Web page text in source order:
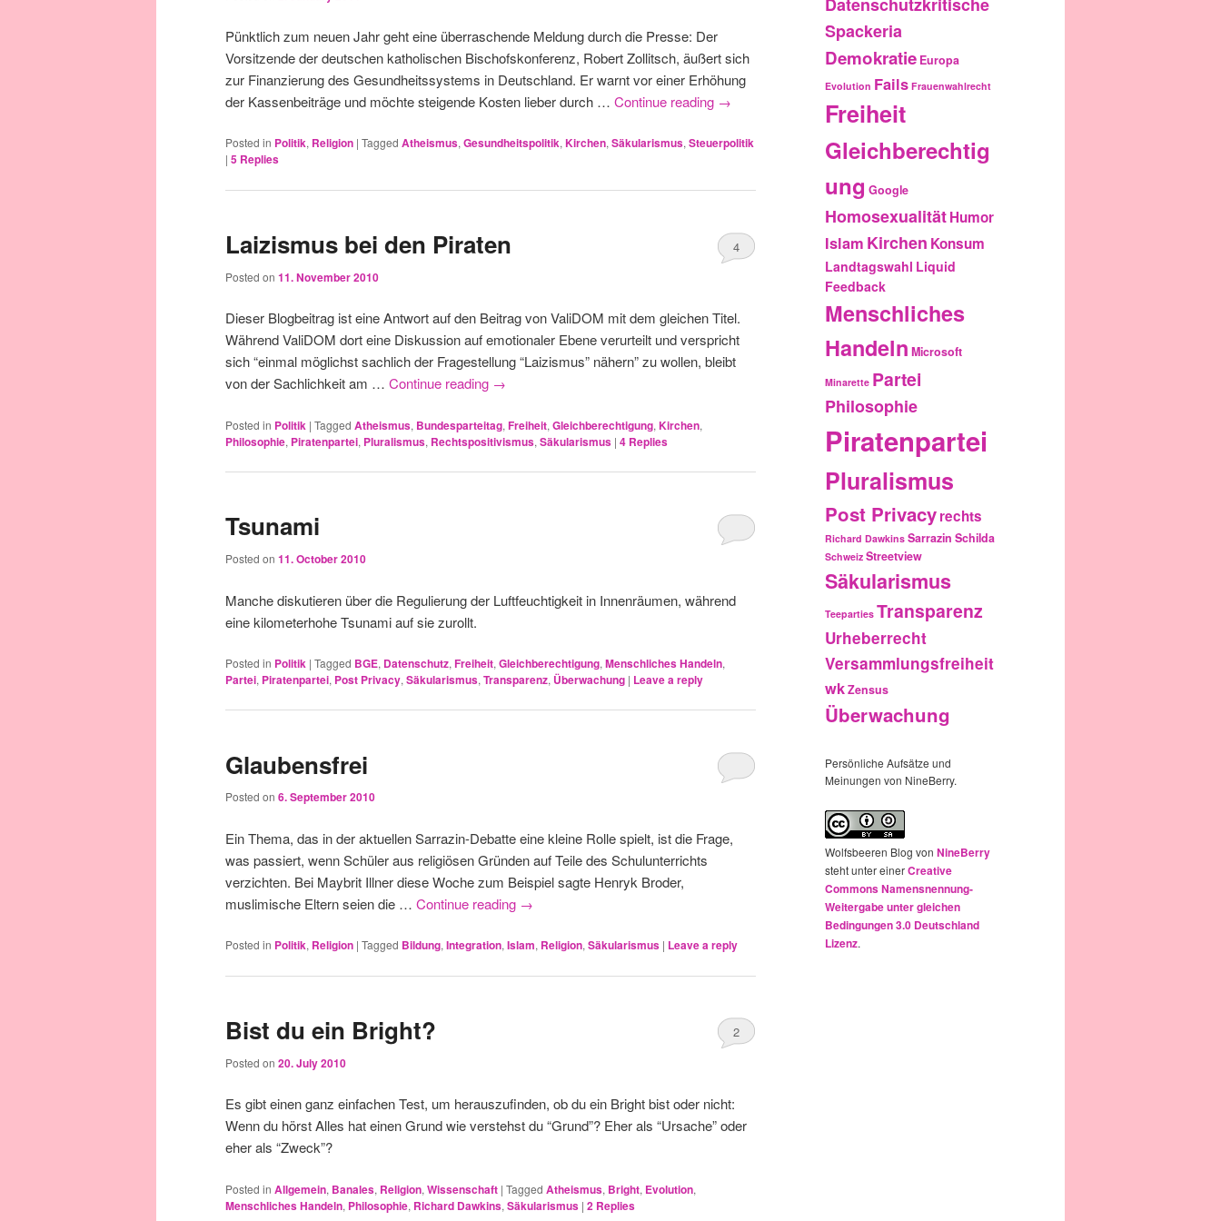
Pünktlich zum neuen Jahr geht eine überraschende Meldung durch die Presse: Der
Vorsitzende der deutschen katholischen Bischofskonferenz, Robert Zollitsch, äußert sich
zur Finanzierung des Gesundheitssystems in Deutschland. Er warnt vor einer Erhöhung
der Kassenbeiträge und möchte steigende Kosten lieber durch … Continue reading →
Posted in Politik, Religion | Tagged Atheismus, Gesundheitspolitik, Kirchen, Säkularismus, Steuerpolitik
| 5 Replies
Laizismus bei den Piraten
Posted on 11. November 2010
4
Dieser Blogbeitrag ist eine Antwort auf den Beitrag von ValiDOM mit dem gleichen Titel.
Während ValiDOM dort eine Diskussion auf emotionaler Ebene verurteilt und verspricht
sich “einmal möglichst sachlich der Fragestellung “Laizismus” nähern” zu wollen, bleibt
von der Sachlichkeit am … Continue reading →
Posted in Politik | Tagged Atheismus, Bundesparteitag, Freiheit, Gleichberechtigung, Kirchen,
Philosophie, Piratenpartei, Pluralismus, Rechtspositivismus, Säkularismus | 4 Replies
Tsunami
Posted on 11. October 2010
Manche diskutieren über die Regulierung der Luftfeuchtigkeit in Innenräumen, während
eine kilometerhohe Tsunami auf sie zurollt.
Posted in Politik | Tagged BGE, Datenschutz, Freiheit, Gleichberechtigung, Menschliches Handeln,
Partei, Piratenpartei, Post Privacy, Säkularismus, Transparenz, Überwachung | Leave a reply
Glaubensfrei
Posted on 6. September 2010
Ein Thema, das in der aktuellen Sarrazin-Debatte eine kleine Rolle spielt, ist die Frage,
was passiert, wenn Schüler aus religiösen Gründen auf Teile des Schulunterrichts
verzichten. Bei Maybrit Illner diese Woche zum Beispiel sagte Henryk Broder,
muslimische Eltern seien die … Continue reading →
Posted in Politik, Religion | Tagged Bildung, Integration, Islam, Religion, Säkularismus | Leave a reply
Bist du ein Bright?
Posted on 20. July 2010
2
Es gibt einen ganz einfachen Test, um herauszufinden, ob du ein Bright bist oder nicht:
Wenn du hörst Alles hat einen Grund wie verstehst du “Grund”? Eher als “Ursache” oder
eher als “Zweck”?
Posted in Allgemein, Banales, Religion, Wissenschaft | Tagged Atheismus, Bright, Evolution,
Menschliches Handeln, Philosophie, Richard Dawkins, Säkularismus | 2 Replies
Datenschutzkritische
Spackeria
Demokratie Europa
Evolution Fails Frauenwahlrecht
Freiheit
Gleichberechtig
ung Google
HomosexualitätHumor
Islam Kirchen Konsum
Landtagswahl Liquid
Feedback
Menschliches
Handeln Microsoft
Minarette Partei
Philosophie
Piratenpartei
Pluralismus
Post Privacyrechts
Richard Dawkins Sarrazin Schilda
Schweiz Streetview
Säkularismus
Teeparties Transparenz
Urheberrecht
Versammlungsfreiheit
wkZensus
Überwachung
Persönliche Aufsätze und
Meinungen von NineBerry.
Wolfsbeeren Blog von NineBerry
steht unter einerCreative
Commons Namensnennung-
Weitergabe unter gleichen
Bedingungen 3.0 Deutschland
Lizenz.